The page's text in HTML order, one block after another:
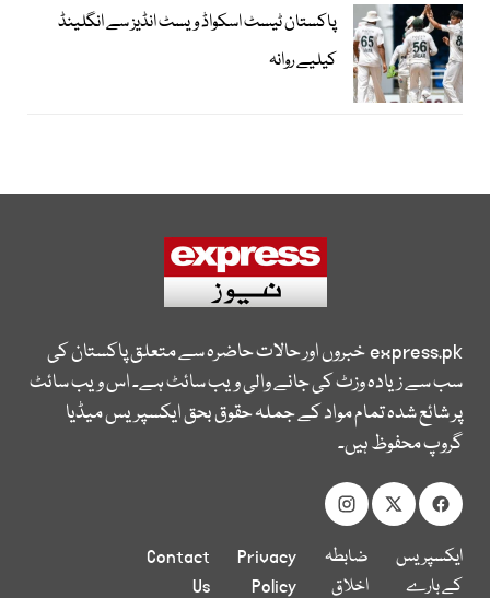
پاکستان ٹیسٹ اسکواڈ ویسٹ انڈیز سے انگلینڈ
کیلیے روانہ
express.pkخبروں اور حالات حاضرہ سے متعلق پاکستان کی
سب سے زیادہ وزٹ کی جانے والی ویب سائٹ ہے۔ اس ویب سائٹ
پر شائع شدہ تمام مواد کے جملہ حقوق بحق ایکسپریس میڈیا
گروپ محفوظ ہیں۔
ایکسپریس
کے بارے
ضابطہ
اخلاق
Privacy
Policy
Contact
Us